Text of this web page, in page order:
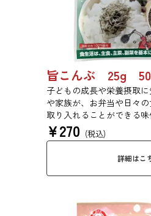
旨こんぶ 25g
子どもの成長や栄養摂取
や家族が、お弁当や日々
取り入れることができる
程良い塩味と旨味のバラン
塩味を抑えながら、旨味
¥270 (税込)
詳細はこ